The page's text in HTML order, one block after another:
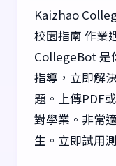
Kaizhao
校園指南 作業
CollegeBot 是
指導，立即解
題。上傳PDF
對學業。非常
生。立即試用